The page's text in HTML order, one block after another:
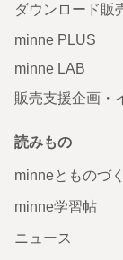
ダウンロード販
minne PLUS
minne LAB
販売支援企画・
読みもの
minneとものづ
minne学習帖
ニュース